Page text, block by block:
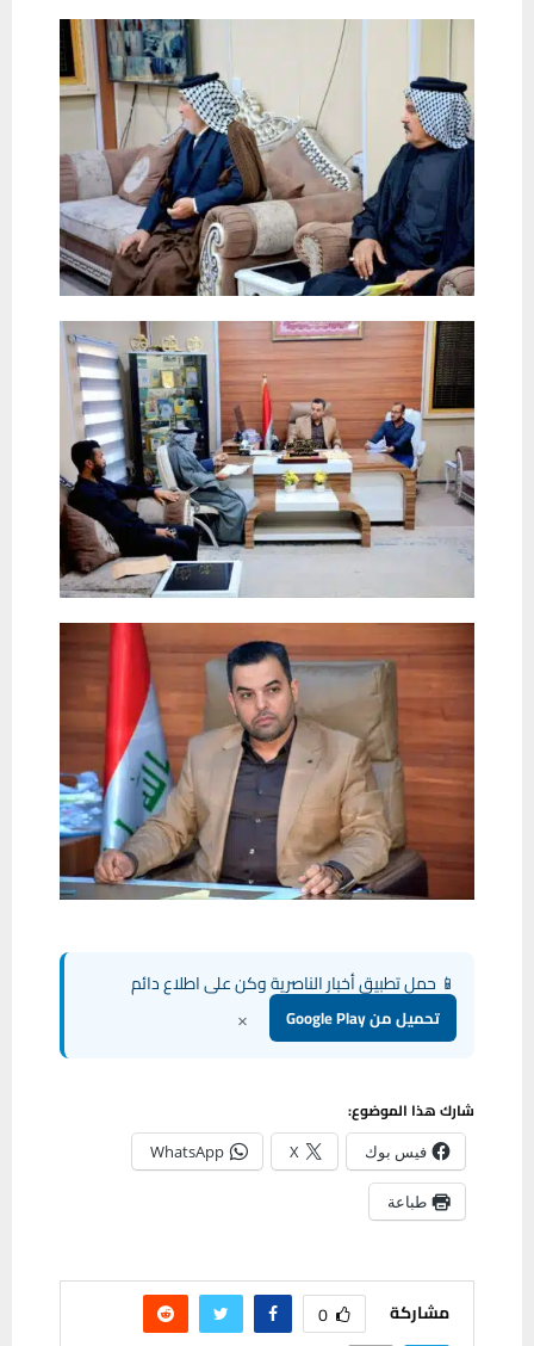
📱 حمل تطبيق أخبار الناصرية وكن على اطلاع دائم
تحميل من Google Play ×
شارك هذا الموضوع:
فيس بوك X
WhatsApp
طباعة
مشاركة 0